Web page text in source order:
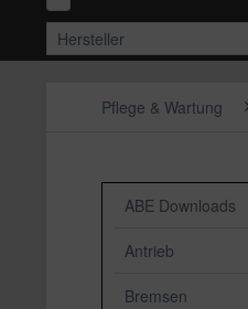
Pflege & Wartung
ABE Downloads
Antrieb
Bremsen